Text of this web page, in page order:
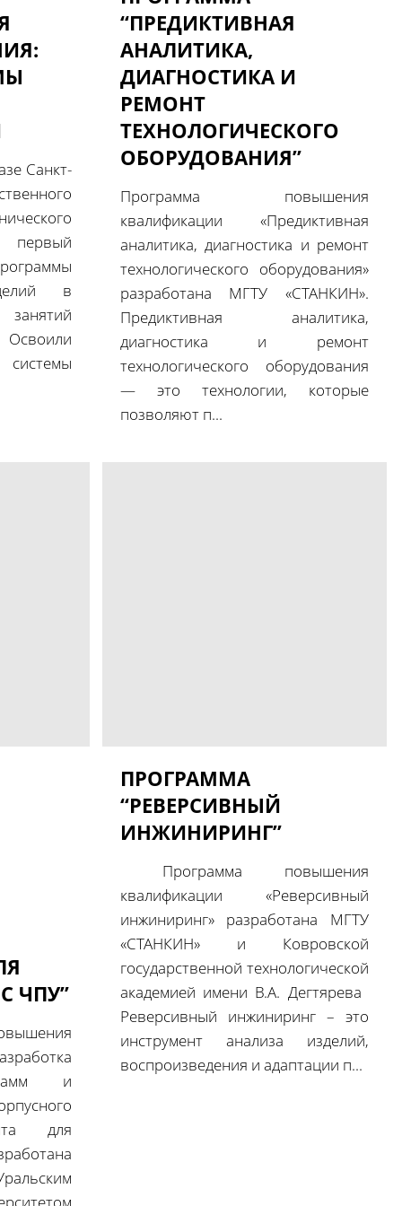
Санкт-
первый
в
“ПРЕДИКТИВНАЯ
АНАЛИТИКА,
ДИАГНОСТИКА И
РЕМОНТ
ТЕХНОЛОГИЧЕСКОГО
ОБОРУДОВАНИЯ”
Программа повышения
квалификации «Предиктивная
аналитика, диагностика и ремонт
технологического оборудования»
разработана МГТУ «СТАНКИН».
Предиктивная аналитика,
диагностика и ремонт
технологического оборудования
— это технологии, которые
позволяют п...
ЧПУ”
и
для
ПРОГРАММА
“РЕВЕРСИВНЫЙ
ИНЖИНИРИНГ”
‎ Программа повышения
квалификации «Реверсивный
инжиниринг» разработана МГТУ
«СТАНКИН» и Ковровской
государственной технологической
академией имени В.А. Дегтярева ‎
‎Реверсивный инжиниринг – это
инструмент анализа изделий,
воспроизведения и адаптации п...